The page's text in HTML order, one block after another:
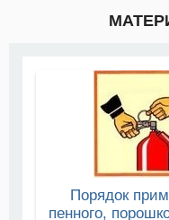
Порядок
пенного,